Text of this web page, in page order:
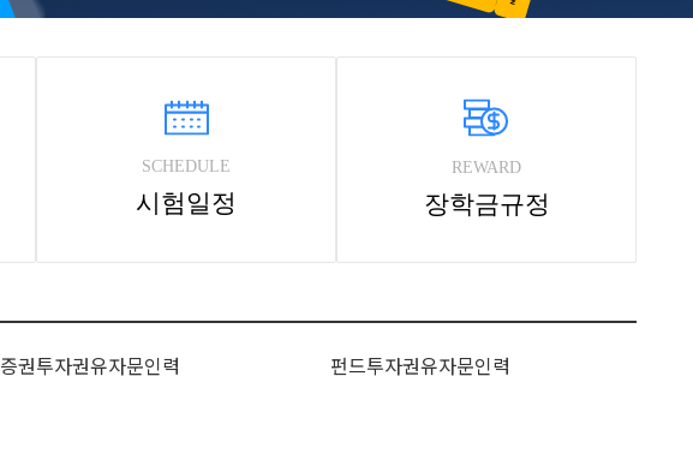
SCHEDULE
시험일정
REWARD
장학금규정
증권투자권유자문인력
펀드투자권유자문인력